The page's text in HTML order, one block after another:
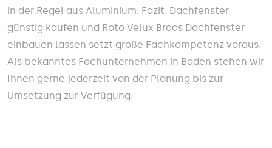
in der Regel aus Aluminium. Fazit: Dachfenster
günstig kaufen und Roto Velux Braas Dachfenster
einbauen lassen setzt große Fachkompetenz voraus.
Als bekanntes Fachunternehmen in Baden stehen wir
Ihnen gerne jederzeit von der Planung bis zur
Umsetzung zur Verfügung.